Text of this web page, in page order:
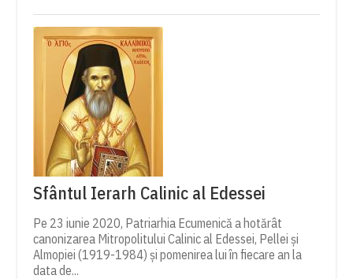
Sfântul Ierarh Calinic al Edessei
Pe 23 iunie 2020, Patriarhia Ecumenică a hotărât
canonizarea Mitropolitului Calinic al Edessei, Pellei și
Almopiei (1919-1984) și pomenirea lui în fiecare an la
data de...